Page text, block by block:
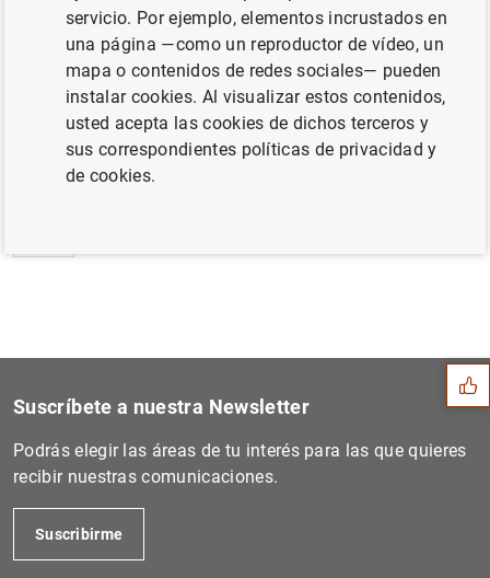
Eurosistema a 25 de agosto de 2017 (29
Siguiente
Evolución monetaria de la z...
Sugerencias
Suscríbete a nuestra Newsletter
Podrás elegir las áreas de tu interés para las que quieres
recibir nuestras comunicaciones.
Suscribirme
servicio. Por ejemplo, elementos incrustados en
una página —como un reproductor de vídeo, un
mapa o contenidos de redes sociales— pueden
instalar cookies. Al visualizar estos contenidos,
usted acepta las cookies de dichos terceros y
sus correspondientes políticas de privacidad y
de cookies.